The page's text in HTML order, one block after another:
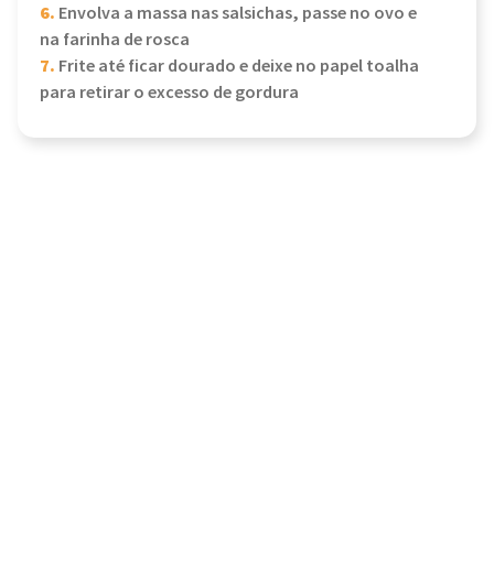
6. Envolva a massa nas salsichas, passe no ovo e
na farinha de rosca
7. Frite até ficar dourado e deixe no papel toalha
para retirar o excesso de gordura